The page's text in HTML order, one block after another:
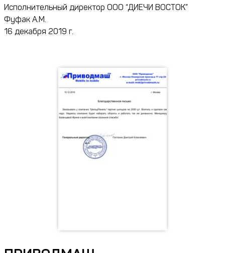
Исполнительный директор ООО “ДИЕЧИ ВОСТОК”
Фуфак А.М.
16 декабря 2019 г.